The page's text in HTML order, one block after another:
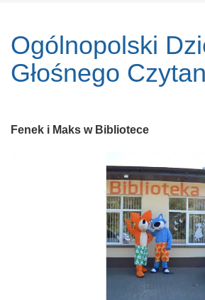
Ogólnopolski
Głośnego
Fenek i Maks w Bibliotece